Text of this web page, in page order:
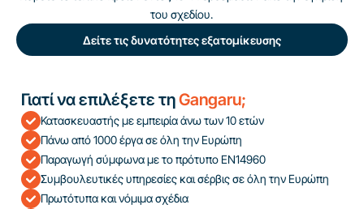
του σχεδίου.
Δείτε τις δυνατότητες εξατομίκευσης
Γιατί να επιλέξετε τηGangaru;
Κατασκευαστής με εμπειρία άνω των 10 ετών
Πάνω από 1000 έργα σε όλη την Ευρώπη
Παραγωγή σύμφωνα με το πρότυπο EN14960
Συμβουλευτικές υπηρεσίες και σέρβις σε όλη την Ευρώπη
Πρωτότυπα και νόμιμα σχέδια